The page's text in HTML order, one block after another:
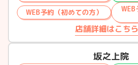
WEB予約（初めての方）
店舗詳細はこちら
坂之上院